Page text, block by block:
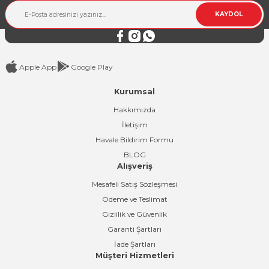
KAYDOL
Apple App Google Play
Kurumsal
Hakkımızda
İletişim
Havale Bildirim Formu
BLOG
Alışveriş
Mesafeli Satış Sözleşmesi
Ödeme ve Teslimat
Gizlilik ve Güvenlik
Garanti Şartları
İade Şartları
Müşteri Hizmetleri